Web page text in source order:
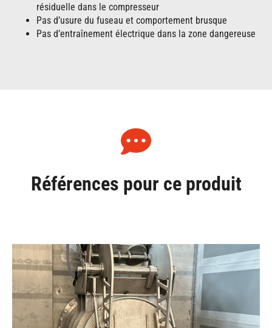
résiduelle dans le compresseur
Pas d’usure du fuseau et comportement brusque
Pas d’entraînement électrique dans la zone dangereuse
Références pour ce produit